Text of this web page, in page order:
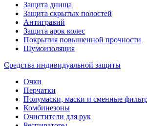
Защита днища
Защита скрытых полостей
Антигравий
Защита арок колес
Покрытия повышенной прочности
Шумоизоляция
Средства индивидуальной защиты
Очки
Перчатки
Полумаски, маски и сменные
Комбинезоны
Очистители для рук